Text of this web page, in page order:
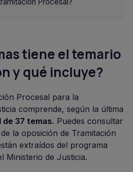
tiene el temario
y qué incluye?
Procesal para la
comprende, según la última
de 37 temas. Puedes consultar
la oposición de Tramitación
extraídos del programa
Ministerio de Justicia.